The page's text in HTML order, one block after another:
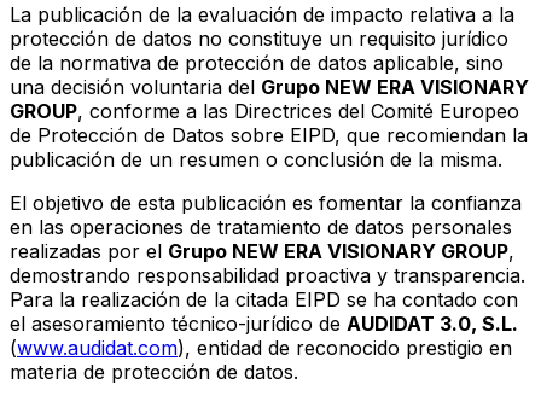
La publicación de la evaluación de impacto relativa a la
protección de datos no constituye un requisito jurídico
de la normativa de protección de datos aplicable, sino
una decisión voluntaria del Grupo NEW ERA VISIONARY
GROUP, conforme a las Directrices del Comité Europeo
de Protección de Datos sobre EIPD, que recomiendan la
publicación de un resumen o conclusión de la misma.
El objetivo de esta publicación es fomentar la confianza
en las operaciones de tratamiento de datos personales
realizadas por el Grupo NEW ERA VISIONARY GROUP,
demostrando responsabilidad proactiva y transparencia.
Para la realización de la citada EIPD se ha contado con
el asesoramiento técnico-jurídico de AUDIDAT 3.0, S.L.
(www.audidat.com), entidad de reconocido prestigio en
materia de protección de datos.